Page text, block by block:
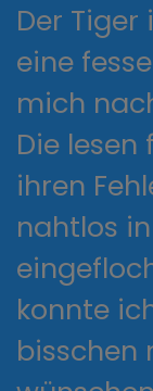
Der Tiger
eine
mich
Die
ihren
nahtlos
konnte
bisschen